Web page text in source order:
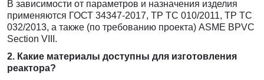
В зависимости от параметров и назначения изделия
применяются ГОСТ 34347-2017, ТР ТС 010/2011, ТР ТС
032/2013, а также (по требованию проекта) ASME BPVC
Section VIII.
2. Какие материалы доступны для изготовления
реактора?